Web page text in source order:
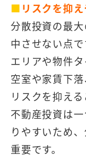
■ リスクを抑
分散投資の最
中させない点で
エリアや物件タ
空室や家賃下
リスクを抑える
不動産投資は
りやすいため
重要です。